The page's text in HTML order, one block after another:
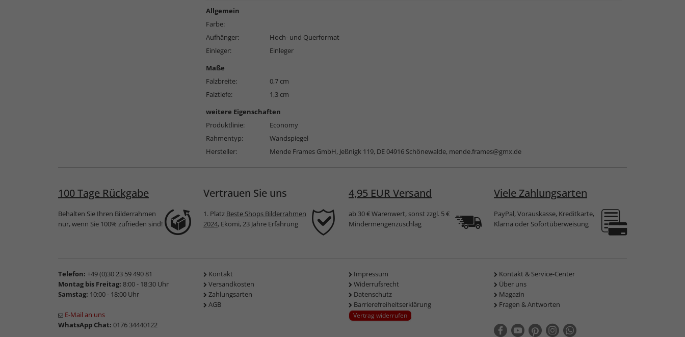
Allgemein
Farbe:
Aufhänger:
Hoch- und Querformat
Einleger:
Einleger
Maße
Falzbreite:
0,7 cm
Falztiefe:
1,3 cm
weitere Eigenschaften
Produktlinie:
Economy
Rahmentyp:
Wandspiegel
Hersteller:
Mende Frames GmbH, Jeßnigk 119, DE 04916 Schönewalde, mende.frames@gmx.de
100 Tage Rückgabe
Behalten Sie Ihren Bilderrahmen
nur, wenn Sie 100% zufrieden sind!
Vertrauen Sie uns
1. Platz Beste Shops Bilderrahmen
2024, Ekomi, 23 Jahre Erfahrung
4,95 EUR Versand
ab 30 € Warenwert, sonst zzgl. 5 €
Mindermengenzuschlag
Viele Zahlungsarten
PayPal, Vorauskasse, Kreditkarte,
Klarna oder Sofortüberweisung
Telefon: +49 (0)30 23 59 490 81
Montag bis Freitag: 8:00 - 18:30 Uhr
Samstag: 10:00 - 18:00 Uhr
E-Mail an uns
WhatsApp Chat: 0176 34440122
Kontakt
Versandkosten
Zahlungsarten
AGB
Impressum
Widerrufsrecht
Datenschutz
Barrierefreiheitserklärung
Vertrag widerrufen
Kontakt & Service-Center
Über uns
Magazin
Fragen & Antworten